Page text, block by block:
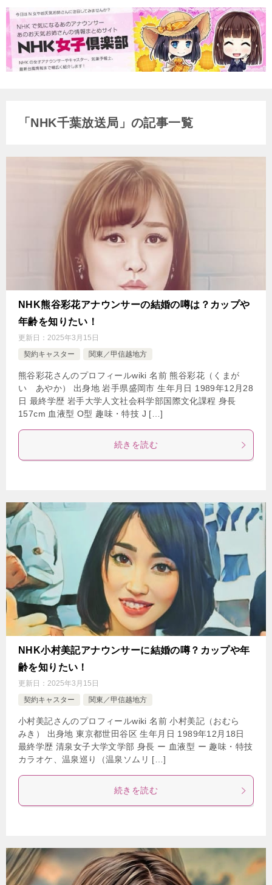
「NHK千葉放送局」の記事一覧
NHK熊谷彩花アナウンサーの結婚の噂は？カップや
年齢を知りたい！
更新日： 2025年3月15日
契約キャスター
関東／甲信越地方
熊谷彩花さんのプロフィールwiki 名前 熊谷彩花（くまが
い あやか） 出身地 岩手県盛岡市 生年月日 1989年12月28
日 最終学歴 岩手大学人文社会科学部国際文化課程 身長
157cm 血液型 O型 趣味・特技 J […]
続きを読む
NHK小村美記アナウンサーに結婚の噂？カップや年
齢を知りたい！
更新日： 2025年3月15日
契約キャスター
関東／甲信越地方
小村美記さんのプロフィールwiki 名前 小村美記（おむら
みき） 出身地 東京都世田谷区 生年月日 1989年12月18日
最終学歴 清泉女子大学文学部 身長 ー 血液型 ー 趣味・特技
カラオケ、温泉巡り（温泉ソムリ […]
続きを読む